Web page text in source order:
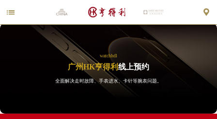
 
watchhdl
广州HK亨得利线上预约
全面解决走时故障、手表进水、卡针等腕表问题。